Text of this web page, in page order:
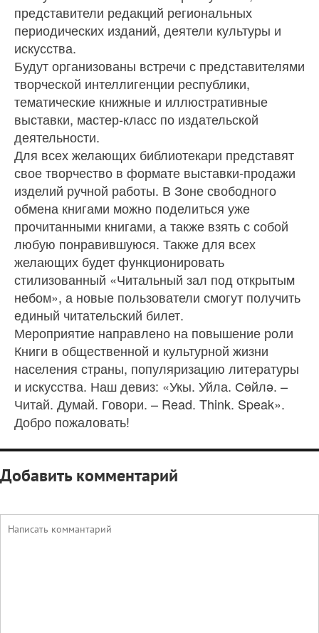
представители редакций региональных
периодических изданий, деятели культуры и
искусства.
Будут организованы встречи с представителями
творческой интеллигенции республики,
тематические книжные и иллюстративные
выставки, мастер-класс по издательской
деятельности.
Для всех желающих библиотекари представят
свое творчество в формате выставки-продажи
изделий ручной работы. В Зоне свободного
обмена книгами можно поделиться уже
прочитанными книгами, а также взять с собой
любую понравившуюся. Также для всех
желающих будет функционировать
стилизованный «Читальный зал под открытым
небом», а новые пользователи смогут получить
единый читательский билет.
Мероприятие направлено на повышение роли
Книги в общественной и культурной жизни
населения страны, популяризацию литературы
и искусства. Наш девиз: «Укы. Уйла. Сөйлə. –
Читай. Думай. Говори. – Read. Think. Speak».
Добро пожаловать!
Добавить комментарий